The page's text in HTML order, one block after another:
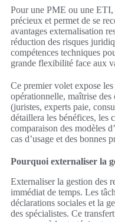
Pour une PME ou une ETI,
précieux et permet de se
avantages externalisation
réduction des risques
compétences techniques
grande flexibilité face aux
Ce premier volet expose
opérationnelle, maîtrise des
(juristes, experts paie,
détaillera les bénéfices, les
comparaison des modèles
cas d’usage et des bonnes
Pourquoi externaliser la
Externaliser la gestion des
immédiat de temps. Les
déclarations sociales et la
des spécialistes. Ce